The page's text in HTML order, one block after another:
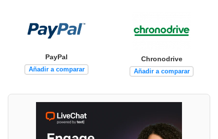
PayPal
Añadir a comparar
Chronodrive
Añadir a comparar